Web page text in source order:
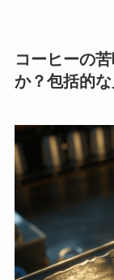
コーヒーの
か？包括的